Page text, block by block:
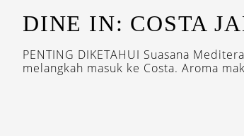
DINE IN: COSTA
PENTING DIKETAHUI Suasana
melangkah masuk ke Costa. Aroma